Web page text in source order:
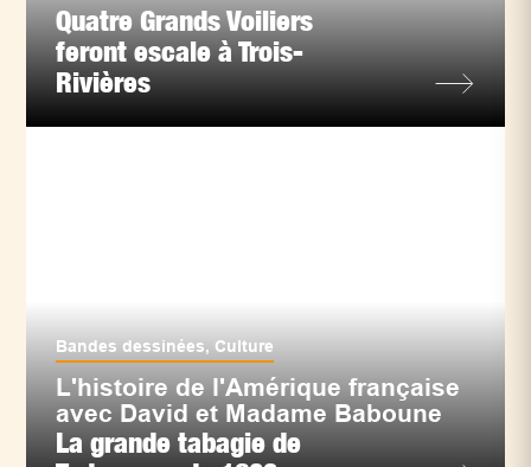
Quatre Grands Voiliers
feront escale à Trois-
Rivières
Bandes dessinées, Culture
L'histoire de l'Amérique française
avec David et Madame Baboune
La grande tabagie de